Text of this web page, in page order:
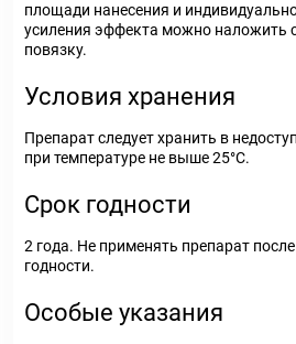
площади нанесения и
усиления эффекта можно наложить
повязку.
Условия хранения
Препарат следует хранить в
при температуре не выше 25°С.
Срок годности
2 года. Не применять препарат
годности.
Особые указания